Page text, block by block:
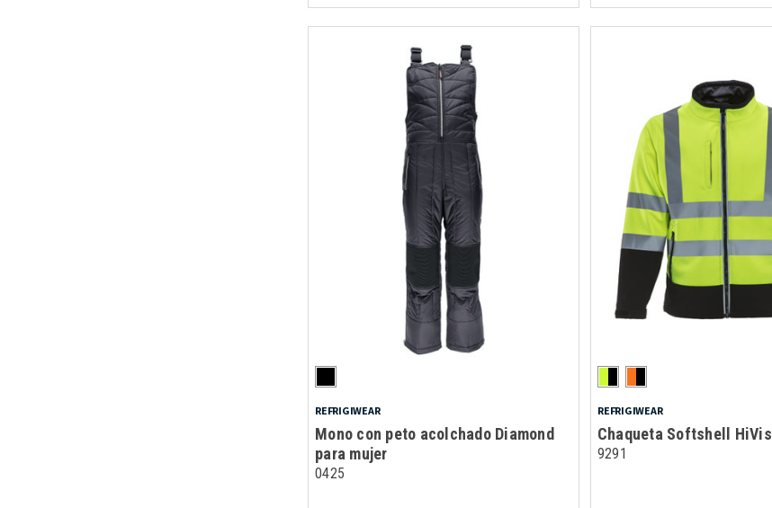
REFRIGIWEAR
Mono con peto acolchado Diamond
para mujer
0425
REFRIGIWEAR
Chaqueta Softshell HiVis
9291